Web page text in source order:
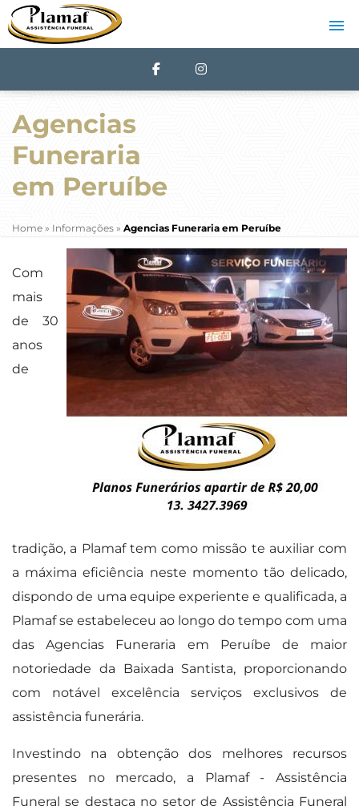
Agencias
Funeraria
em Peruíbe
Home » Informações » Agencias Funeraria em Peruíbe
Com
mais
de 30
anos
de
tradição, a Plamaf tem como missão te auxiliar com
a máxima eficiência neste momento tão delicado,
dispondo de uma equipe experiente e qualificada, a
Plamaf se estabeleceu ao longo do tempo com uma
das Agencias Funeraria em Peruíbe de maior
notoriedade da Baixada Santista, proporcionando
com notável excelência serviços exclusivos de
assistência funerária.
Investindo na obtenção dos melhores recursos
presentes no mercado, a Plamaf - Assistência
Funeral se destaca no setor de Assistência Funeral